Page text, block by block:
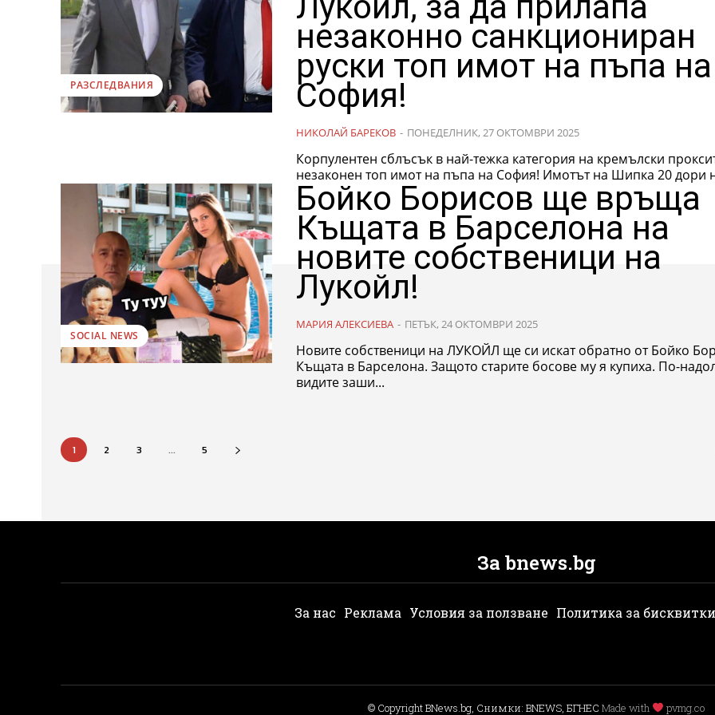
РАЗСЛЕДВАНИЯ
незаконно санкциониран
руски топ имот на пъпа на
София!
НИКОЛАЙ БАРЕКОВ - ПОНЕДЕЛНИК, 27 ОКТОМВРИ 2025
Корпулентен сблъсък в най-тежка категория на кремълски
незаконен топ имот на пъпа на София! Имотът на Шипка
SOCIAL NEWS
Бойко Борисов ще връща
Къщата в Барселона на
новите собственици на
Лукойл!
МАРИЯ АЛЕКСИЕВА - ПЕТЪК, 24 ОКТОМВРИ 2025
Новите собственици на ЛУКОЙЛ ще си искат обратно от Бойко
Къщата в Барселона. Защото старите босове му я купиха. По-
видите заши...
1 2 3 ... 5
За bnews.bg
За нас Реклама Условия за ползване Политика за бисквитки
© Copyright BNews.bg, Снимки: BNEWS, БГНЕСМade with pvmg.co